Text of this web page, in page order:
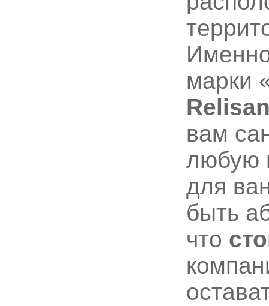
марки
вам
любую
для
быть
что